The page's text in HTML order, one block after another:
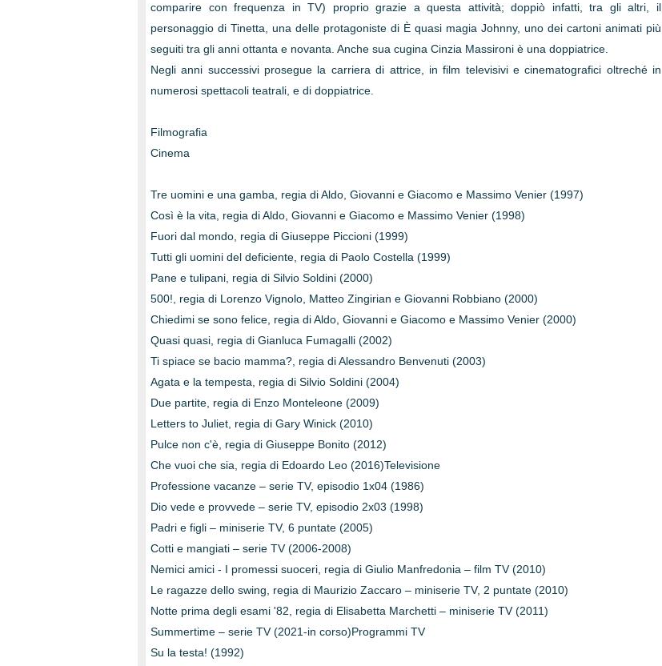
comparire con frequenza in TV) proprio grazie a questa attività; doppiò infatti, tra gli altri, il
personaggio di Tinetta, una delle protagoniste di È quasi magia Johnny, uno dei cartoni animati più
seguiti tra gli anni ottanta e novanta. Anche sua cugina Cinzia Massironi è una doppiatrice.
Negli anni successivi prosegue la carriera di attrice, in film televisivi e cinematografici oltreché in
numerosi spettacoli teatrali, e di doppiatrice.
Filmografia
Cinema
Tre uomini e una gamba, regia di Aldo, Giovanni e Giacomo e Massimo Venier (1997)
Così è la vita, regia di Aldo, Giovanni e Giacomo e Massimo Venier (1998)
Fuori dal mondo, regia di Giuseppe Piccioni (1999)
Tutti gli uomini del deficiente, regia di Paolo Costella (1999)
Pane e tulipani, regia di Silvio Soldini (2000)
500!, regia di Lorenzo Vignolo, Matteo Zingirian e Giovanni Robbiano (2000)
Chiedimi se sono felice, regia di Aldo, Giovanni e Giacomo e Massimo Venier (2000)
Quasi quasi, regia di Gianluca Fumagalli (2002)
Ti spiace se bacio mamma?, regia di Alessandro Benvenuti (2003)
Agata e la tempesta, regia di Silvio Soldini (2004)
Due partite, regia di Enzo Monteleone (2009)
Letters to Juliet, regia di Gary Winick (2010)
Pulce non c'è, regia di Giuseppe Bonito (2012)
Che vuoi che sia, regia di Edoardo Leo (2016)Televisione
Professione vacanze – serie TV, episodio 1x04 (1986)
Dio vede e provvede – serie TV, episodio 2x03 (1998)
Padri e figli – miniserie TV, 6 puntate (2005)
Cotti e mangiati – serie TV (2006-2008)
Nemici amici - I promessi suoceri, regia di Giulio Manfredonia – film TV (2010)
Le ragazze dello swing, regia di Maurizio Zaccaro – miniserie TV, 2 puntate (2010)
Notte prima degli esami '82, regia di Elisabetta Marchetti – miniserie TV (2011)
Summertime – serie TV (2021-in corso)Programmi TV
Su la testa! (1992)